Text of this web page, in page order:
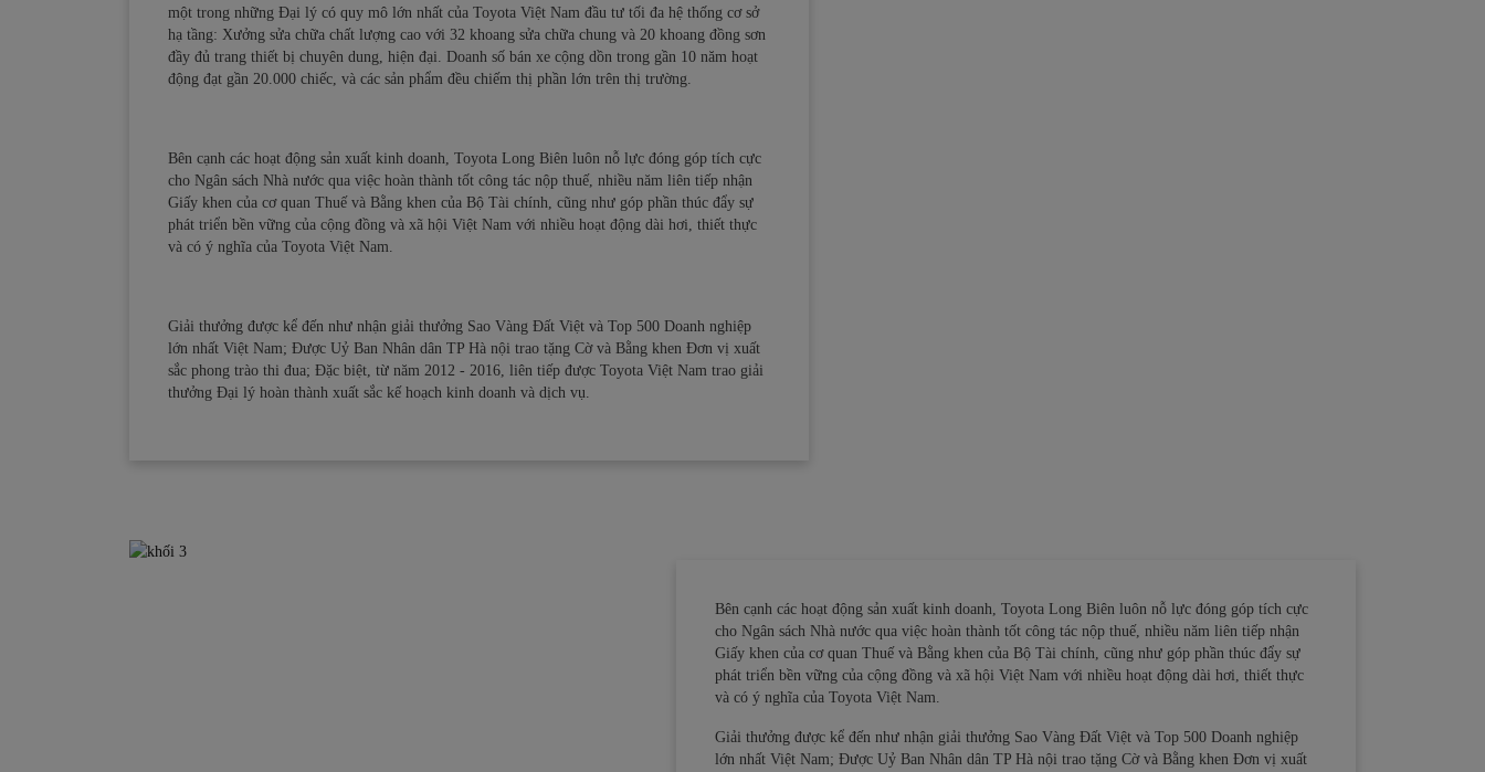
một trong những Đại lý có quy mô lớn nhất của Toyota Việt Nam đầu tư tối đa hệ thống cơ sở
hạ tầng: Xưởng sửa chữa chất lượng cao với 32 khoang sửa chữa chung và 20 khoang đồng sơn
đầy đủ trang thiết bị chuyên dung, hiện đại. Doanh số bán xe cộng dồn trong gần 10 năm hoạt
động đạt gần 20.000 chiếc, và các sản phẩm đều chiếm thị phần lớn trên thị trường.
Bên cạnh các hoạt động sản xuất kinh doanh, Toyota Long Biên luôn nỗ lực đóng góp tích cực
cho Ngân sách Nhà nước qua việc hoàn thành tốt công tác nộp thuế, nhiều năm liên tiếp nhận
Giấy khen của cơ quan Thuế và Bằng khen của Bộ Tài chính, cũng như góp phần thúc đẩy sự
phát triển bền vững của cộng đồng và xã hội Việt Nam với nhiều hoạt động dài hơi, thiết thực
và có ý nghĩa của Toyota Việt Nam.
Giải thưởng được kể đến như nhận giải thưởng Sao Vàng Đất Việt và Top 500 Doanh nghiệp
lớn nhất Việt Nam; Được Uỷ Ban Nhân dân TP Hà nội trao tặng Cờ và Bằng khen Đơn vị xuất
sắc phong trào thi đua; Đặc biệt, từ năm 2012 - 2016, liên tiếp được Toyota Việt Nam trao giải
thưởng Đại lý hoàn thành xuất sắc kế hoạch kinh doanh và dịch vụ.
Bên cạnh các hoạt động sản xuất kinh doanh, Toyota Long Biên luôn nỗ lực đóng góp tích cực
cho Ngân sách Nhà nước qua việc hoàn thành tốt công tác nộp thuế, nhiều năm liên tiếp nhận
Giấy khen của cơ quan Thuế và Bằng khen của Bộ Tài chính, cũng như góp phần thúc đẩy sự
phát triển bền vững của cộng đồng và xã hội Việt Nam với nhiều hoạt động dài hơi, thiết thực
và có ý nghĩa của Toyota Việt Nam.
Giải thưởng được kể đến như nhận giải thưởng Sao Vàng Đất Việt và Top 500 Doanh nghiệp
lớn nhất Việt Nam; Được Uỷ Ban Nhân dân TP Hà nội trao tặng Cờ và Bằng khen Đơn vị xuất